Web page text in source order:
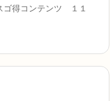
得コンテンツ １１